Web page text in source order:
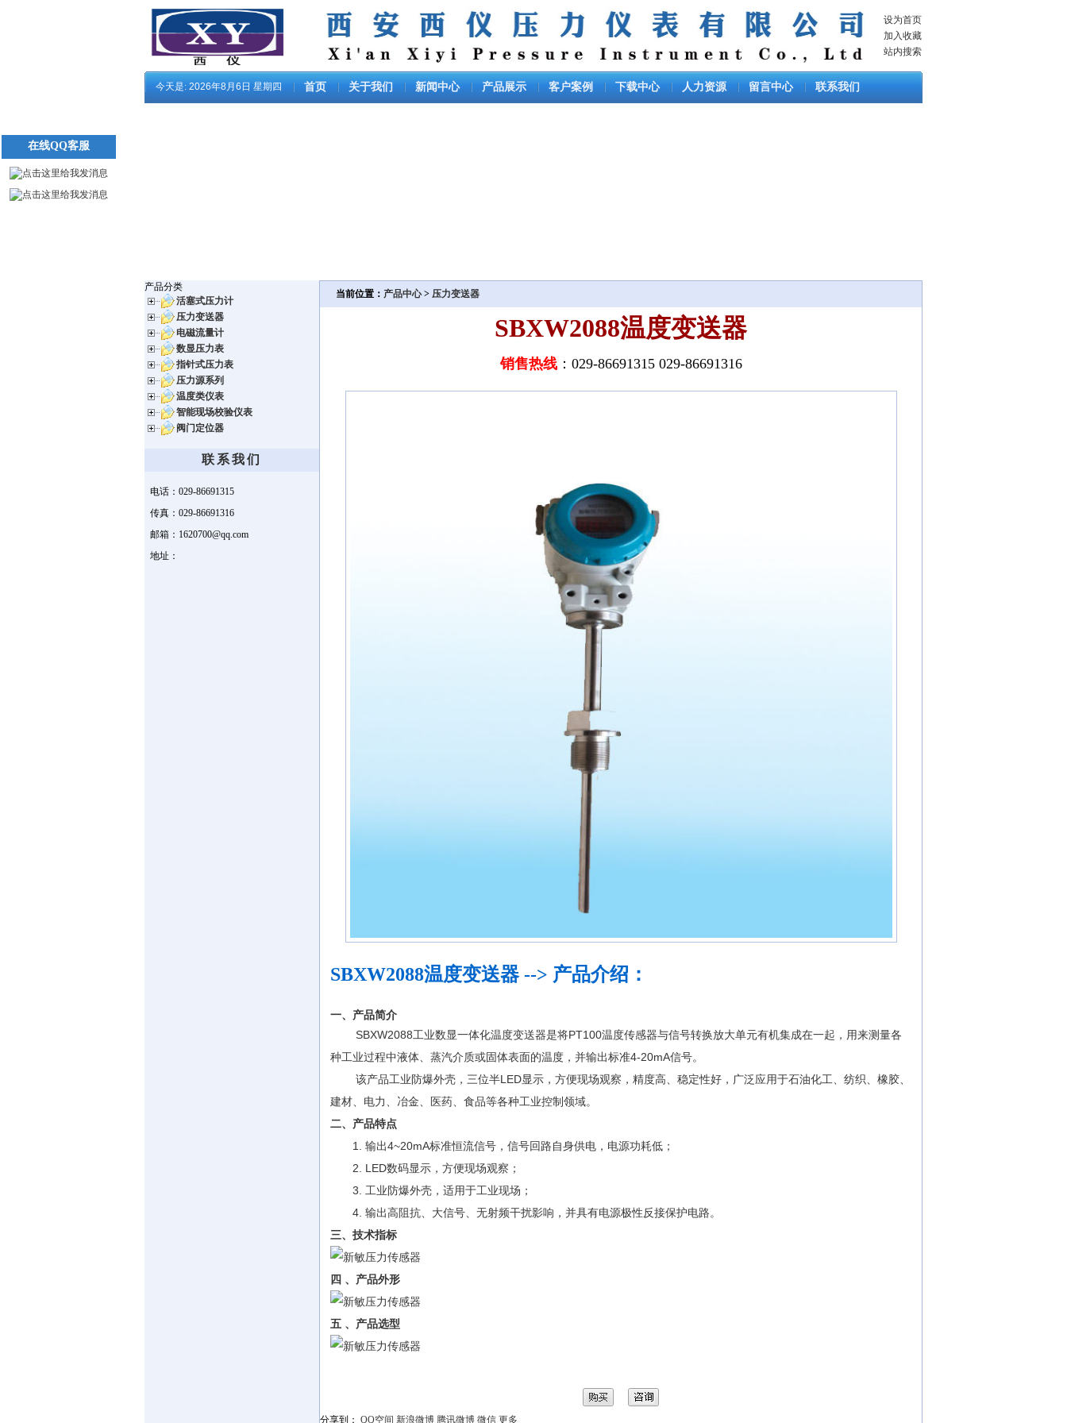
设为首页
加入收藏
站内搜索
今天是: 2026年8月6日 星期四 首页 关于我们 新闻中心 产品展示 客户案例 下载中心 人力资源 留言中心 联系我们
产品分类
活塞式压力计
压力变送器
电磁流量计
数显压力表
指针式压力表
压力源系列
温度类仪表
智能现场校验仪表
阀门定位器
联系我们
电话：029-86691315
传真：029-86691316
邮箱：1620700@qq.com
地址：
当前位置： 产品中心> 压力变送器
SBXW2088温度变送器
销售热线：029-86691315 029-86691316
SBXW2088温度变送器 --> 产品介绍：
一、产品简介
SBXW2088工业数显一体化温度变送器是将PT100温度传感器与信号转换放大单元有机集成在一起，用来测量各
种工业过程中液体、蒸汽介质或固体表面的温度，并输出标准4-20mA信号。
该产品工业防爆外壳，三位半LED显示，方便现场观察，精度高、稳定性好，广泛应用于石油化工、纺织、橡胶、
建材、电力、冶金、医药、食品等各种工业控制领域。
二、产品特点
1. 输出4~20mA标准恒流信号，信号回路自身供电，电源功耗低；
2. LED数码显示，方便现场观察；
3. 工业防爆外壳，适用于工业现场；
4. 输出高阻抗、大信号、无射频干扰影响，并具有电源极性反接保护电路。
三、技术指标
四 、产品外形
五 、产品选型
分享到： QQ空间 新浪微博 腾讯微博 微信 更多
在线QQ客服